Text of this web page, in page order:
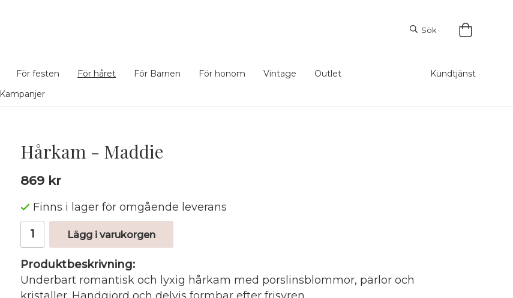
Sök
För festen För håret För Barnen För honom Vintage
Outlet
Kampanjer
Kundtjänst
Hårkam - Maddie
869 kr
Finns i lager för omgående leverans
Lägg i varukorgen
Produktbeskrivning:
Underbart romantisk och lyxig hårkam med porslinsblommor, pärlor och